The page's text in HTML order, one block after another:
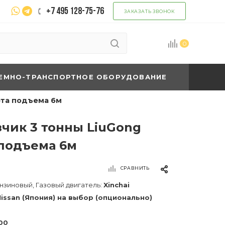
+7 495 128-75-76 ЗАКАЗАТЬ ЗВОНОК
0
ТРАНСПОРТНОЕ ОБОРУДОВАНИЕ
подъема 6м
3 тонны LiuGong
6м
СРАВНИТЬ
Газовый двигатель: Xinchai
(Япония) на выбор (опционально)